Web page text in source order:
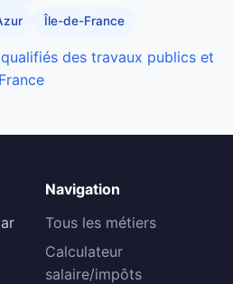
Île-de-France
des travaux publics et
Navigation
Tous les métiers
Calculateur
salaire/impôts